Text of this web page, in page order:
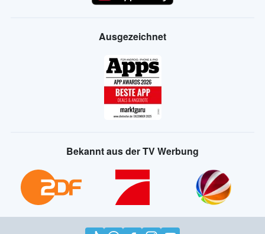
Ausgezeichnet
Bekannt aus der TV Werbung